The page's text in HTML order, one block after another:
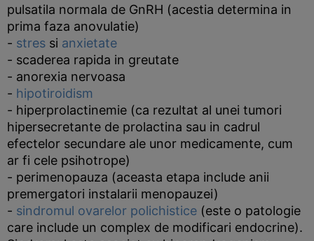
pulsatila normala de GnRH (acestia determina in
prima faza anovulatie)
- stres si anxietate
- scaderea rapida in greutate
- anorexia nervoasa
- hipotiroidism
- hiperprolactinemie (ca rezultat al unei tumori
hipersecretante de prolactina sau in cadrul
efectelor secundare ale unor medicamente, cum
ar fi cele psihotrope)
- perimenopauza (aceasta etapa include anii
premergatori instalarii menopauzei)
- sindromul ovarelor polichistice (este o patologie
care include un complex de modificari endocrine).